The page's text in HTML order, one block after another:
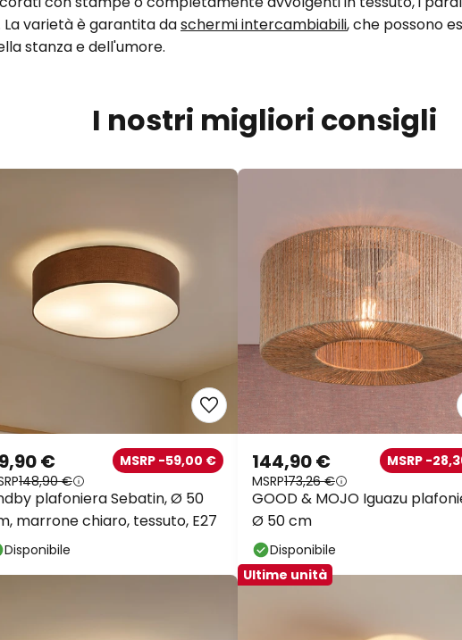
La varietà è garantita daschermi intercambiabili, che possono
stanza e dell'umore.
I nostri migliori consigli
€
148,90 €
MSRP -59,00 €
plafoniera Sebatin, Ø 50
marrone chiaro, tessuto, E27
Disponibile
144,90 €
MSRP173,26 €
MSRP -
GOOD & MOJO Iguazu
Ø 50 cm
Disponibile
Ultime unità